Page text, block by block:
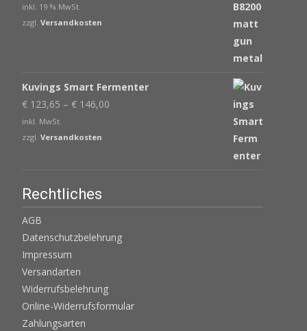
Preis
war:
ist:
inkl. 19 % MwSt.
zzgl. Versandkosten
Kuvings Smart Fermenter
€ 123,65 – € 146,00
inkl. MwSt.
zzgl. Versandkosten
Rechtliches
AGB
Datenschutzbelehrung
Impressum
Versandarten
Widerrufsbelehrung
Online-Widerrufsformular
Zahlungsarten